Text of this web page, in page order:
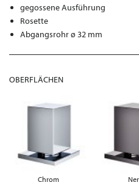
gegossene Ausführung
Rosette
Abgangsrohr ø 32 mm
OBERFLÄCHEN
Chrom